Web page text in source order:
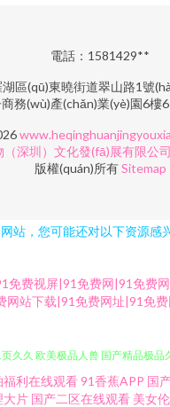
電話：1581429**
區(qū)東曉街道翠山路1號
務(wù)產(chǎn)業(yè)園6樓
（深圳）文化發(fā)展有限公司
版權(quán)所有Sitemap
站，您可能还对以下资源感
免费视屏|91免费网|91免费
网站下载|91免费网址|91免
91 亚洲黄页在线观看 色四虎影院
福利在线观看91香蕉APP 国
大片 国产二区在线观看 美女